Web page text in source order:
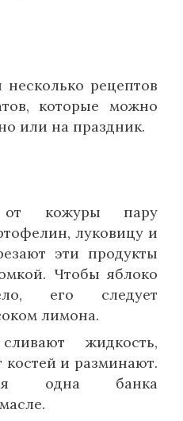
рецептов
которые можно
или на праздник.
кожуры пару
луковицу и
эти продукты
Чтобы яблоко
его следует
лимона.
жидкость,
костей и разминают.
одна банка